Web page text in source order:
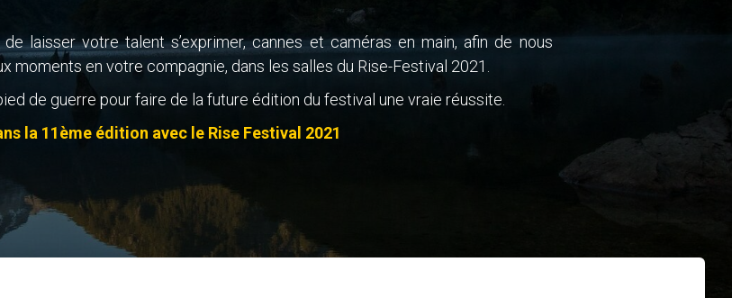
laisser votre talent s’exprimer, cannes et caméras en main, afin de nous
en votre compagnie, dans les salles du Rise-Festival 2021.
de guerre pour faire de la future édition du festival une vraie réussite.
la 11ème édition avec le Rise Festival 2021